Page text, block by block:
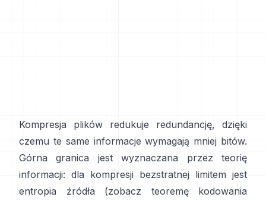
Kompresja plików redukuje redundancję, dzięki
czemu te same informacje wymagają mniej bitów.
Górna granica jest wyznaczana przez teorię
informacji: dla kompresji bezstratnej limitem jest
entropia źródła (zobacz teoremę kodowania